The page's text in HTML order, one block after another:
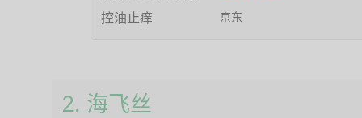
京东
2. 海飞丝